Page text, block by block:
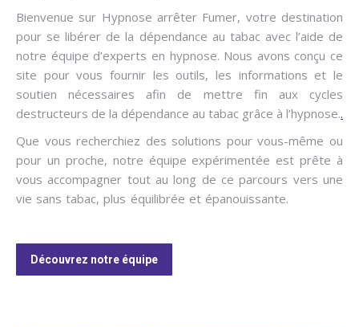
Bienvenue sur Hypnose arrêter Fumer, votre destination
pour se libérer de la dépendance au tabac avec l’aide de
notre équipe d’experts en hypnose. Nous avons conçu ce
site pour vous fournir les outils, les informations et le
soutien nécessaires afin de mettre fin aux cycles
destructeurs de la dépendance au tabac grâce à l’hypnose..
Que vous recherchiez des solutions pour vous-même ou
pour un proche, notre équipe expérimentée est prête à
vous accompagner tout au long de ce parcours vers une
vie sans tabac, plus équilibrée et épanouissante.
Découvrez notre équipe